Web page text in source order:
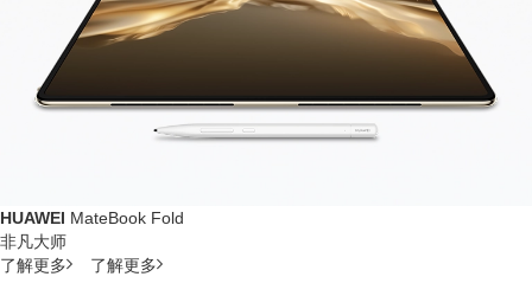
HUAWEI MateBook Fold
非凡大师
了解更多
了解更多